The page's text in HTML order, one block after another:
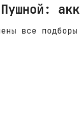
все